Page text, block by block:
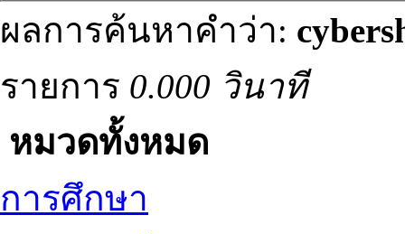
ผลการค้นหาคำว่า:
รายการ 0.000 วินาที
หมวดทั้งหมด
การศึกษา